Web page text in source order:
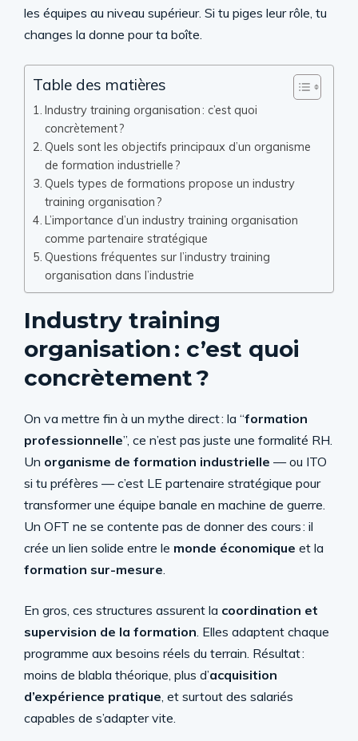
les équipes au niveau supérieur. Si tu piges leur rôle, tu
changes la donne pour ta boîte.
Table des matières
Industry training organisation : c’est quoi
concrètement ?
Quels sont les objectifs principaux d’un organisme
de formation industrielle ?
Quels types de formations propose un industry
training organisation ?
L’importance d’un industry training organisation
comme partenaire stratégique
Questions fréquentes sur l’industry training
organisation dans l’industrie
Industry training
organisation : c’est quoi
concrètement ?
On va mettre fin à un mythe direct : la “formation
professionnelle”, ce n’est pas juste une formalité RH.
Un organisme de formation industrielle — ou ITO
si tu préfères — c’est LE partenaire stratégique pour
transformer une équipe banale en machine de guerre.
Un OFT ne se contente pas de donner des cours : il
crée un lien solide entre le monde économique et la
formation sur-mesure.
En gros, ces structures assurent la coordination et
supervision de la formation. Elles adaptent chaque
programme aux besoins réels du terrain. Résultat :
moins de blabla théorique, plus d’acquisition
d’expérience pratique, et surtout des salariés
capables de s’adapter vite.